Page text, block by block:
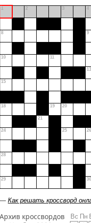
1 2 3 4
8 9
10 11
13
15
18 19 20
21
24 25 26
28
29 30
— Как решать кроссворд
Архив кроссвордов
Вс Пн